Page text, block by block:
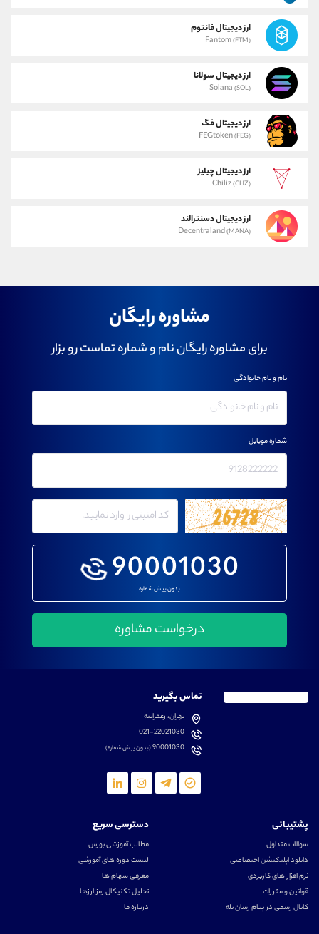
ارز دیجیتال فانتوم
Fantom(FTM)
ارز دیجیتال سولانا
Solana (SOL)
ارز دیجیتال فگ
FEGtoken(FEG)
ارز دیجیتال چیلیز
Chiliz(CHZ)
ارز دیجیتال دسنترالند
Decentraland(MANA)
مشاوره رایگان
برای مشاوره رایگان نام و شماره تماست رو بزار
90001030
بدون پیش شماره
نام و نام خانوادگی
شماره موبایل
تماس بگیرید
تهران، زعفرانیه
021-22021030
90001030(بدون پیش شماره)
پشتیبانی
سوالات متداول
دانلود اپلیکیشن اختصاصی
نرم افزار های کاربردی
قوانین و مقررات
کانال رسمی در پیام رسان بله
دسترسی سریع
مطالب آموزشی بورس
لیست دوره های آموزشی
معرفی سهام ها
تحلیل تکنیکال رمز ارزها
درباره ما